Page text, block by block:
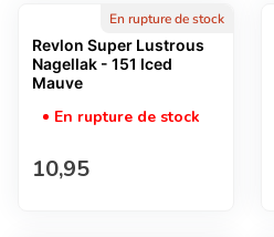
En rupture de stock
Revlon Super Lustrous
Nagellak - 151 Iced
Mauve
En rupture de stock
Prix normal
10,95